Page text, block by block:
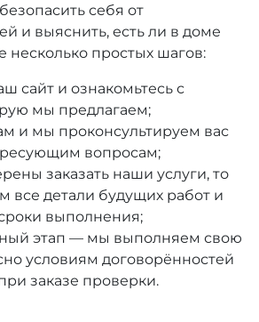
себя от
и выяснить, есть ли в доме
несколько простых шагов:
сайт и ознакомьтесь с
мы предлагаем;
и мы проконсультируем вас
вопросам;
заказать наши услуги, то
все детали будущих работ и
выполнения;
этап — мы выполняем свою
условиям договорённостей
заказе проверки.